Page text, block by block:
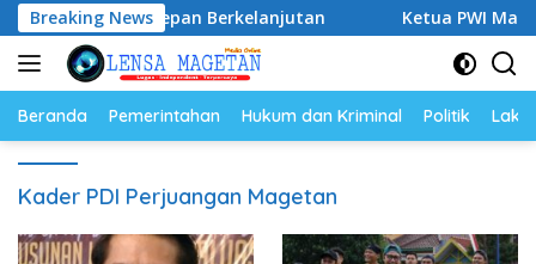
Langsung
ke
konten
Breaking News
Masa Depan Berkelanjutan Ketua PWI Magetan:
Beranda Pemerintahan Hukum dan Kriminal Politik
Kader PDI Perjuangan Magetan